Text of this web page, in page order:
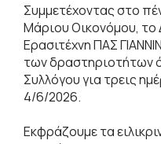
Συμμετέχοντας στο
Μάριου Οικονόμου, το
Ερασιτέχνη ΠΑΣ
των δραστηριοτήτων
Συλλόγου για τρεις
4/6/2026.
Εκφράζουμε τα